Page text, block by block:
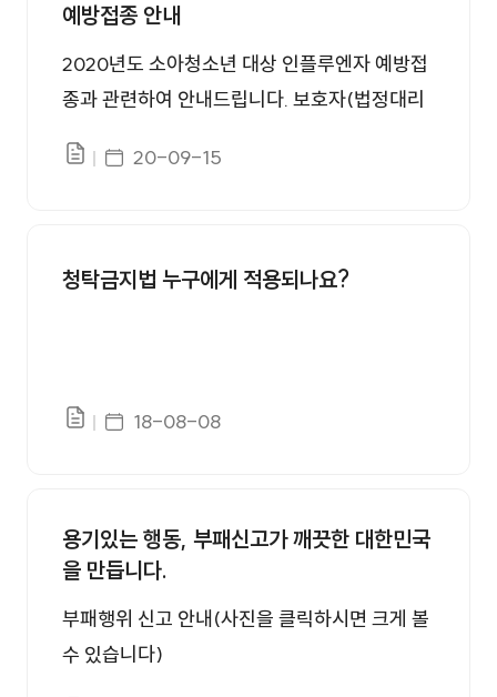
예방접종 안내
2020년도 소아청소년 대상 인플루엔자 예방접
종과 관련하여 안내드립니다. 보호자(법정대리
하시기 전에, 동의서 및 예방접종 예진표를 반드
행 동의서 1부 2. 예방접종 예진표 1부. 끝.
파일있음게시일자
20-09-15
청탁금지법 누구에게 적용되나요?
파일있음게시일자
18-08-08
용기있는 행동, 부패신고가 깨끗한 대한민국
을 만듭니다.
부패행위 신고 안내(사진을 클릭하시면 크게 볼
수 있습니다)